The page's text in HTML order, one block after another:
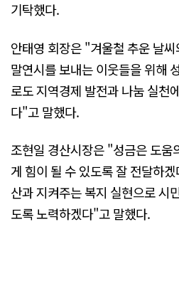
기탁했다.
안태영 회장은 "겨울철 추운 날
말연시를 보내는 이웃들을 위해
로도 지역경제 발전과 나눔 실천
다"고 말했다.
조현일 경산시장은 "성금은 도움
게 힘이 될 수 있도록 잘 전달하
산과 지켜주는 복지 실현으로 시
도록 노력하겠다"고 말했다.